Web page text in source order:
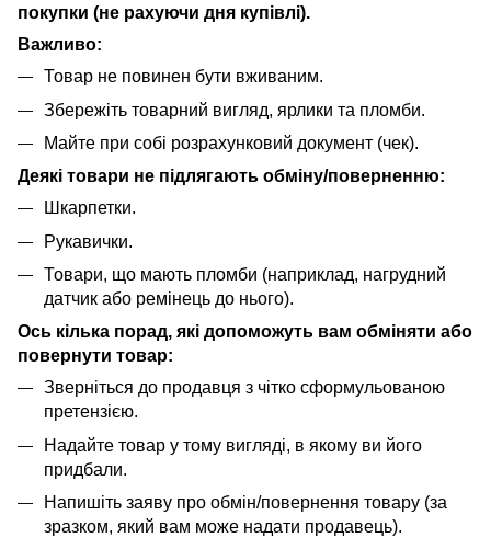
покупки (не рахуючи дня купівлі).
Важливо:
Товар не повинен бути вживаним.
Збережіть товарний вигляд, ярлики та пломби.
Майте при собі розрахунковий документ (чек).
Деякі товари не підлягають обміну/поверненню:
Шкарпетки.
Рукавички.
Товари, що мають пломби (наприклад, нагрудний
датчик або ремінець до нього).
Ось кілька порад, які допоможуть вам обміняти або
повернути товар:
Зверніться до продавця з чітко сформульованою
претензією.
Надайте товар у тому вигляді, в якому ви його
придбали.
Напишіть заяву про обмін/повернення товару (за
зразком, який вам може надати продавець).